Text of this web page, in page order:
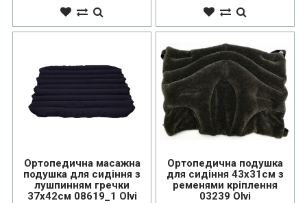
Ортопедична масажна
подушка для сидіння з
лушпинням гречки
37х42см 08619_1 Olvi
Ортопедична подушка
для сидіння 43х31см з
ременями кріплення
03239 Olvi